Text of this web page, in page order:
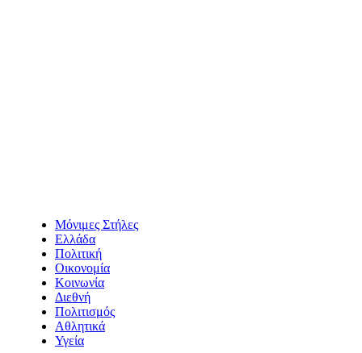
Μόνιμες Στήλες
Ελλάδα
Πολιτική
Οικονομία
Κοινωνία
Διεθνή
Πολιτισμός
Αθλητικά
Υγεία